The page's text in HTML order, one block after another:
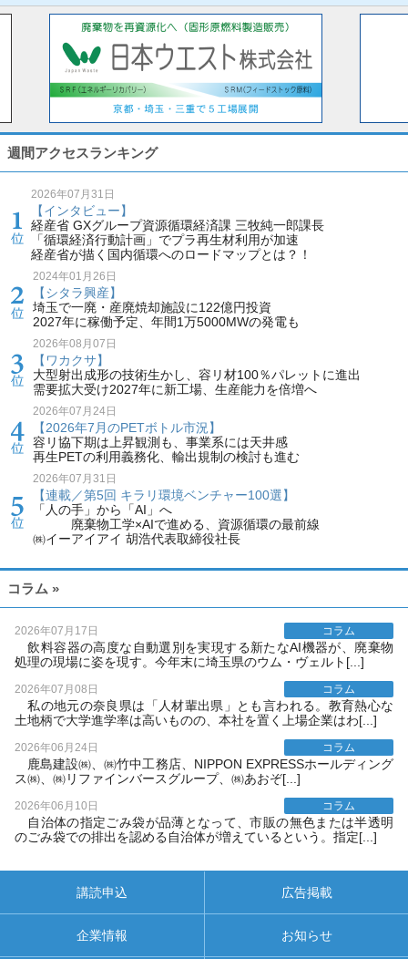
週間アクセスランキング
2026年07月31日
【インタビュー】
経産省 GXグループ資源循環経済課 三牧純一郎課長
「循環経済行動計画」でプラ再生材利用が加速
経産省が描く国内循環へのロードマップとは？！
2024年01月26日
【シタラ興産】
埼玉で一廃・産廃焼却施設に122億円投資
2027年に稼働予定、年間1万5000MWの発電も
2026年08月07日
【ワカクサ】
大型射出成形の技術生かし、容リ材100％パレットに進出
需要拡大受け2027年に新工場、生産能力を倍増へ
2026年07月24日
【2026年7月のPETボトル市況】
容リ協下期は上昇観測も、事業系には天井感
再生PETの利用義務化、輸出規制の検討も進む
2026年07月31日
【連載／第5回 キラリ環境ベンチャー100選】
「人の手」から「AI」へ
廃棄物工学×AIで進める、資源循環の最前線
㈱イーアイアイ 胡浩代表取締役社長
コラム »
2026年07月17日 コラム
飲料容器の高度な自動選別を実現する新たなAI機器が、廃棄物
処理の現場に姿を現す。今年末に埼玉県のウム・ヴェルト[...]
2026年07月08日 コラム
私の地元の奈良県は「人材輩出県」とも言われる。教育熱心な
土地柄で大学進学率は高いものの、本社を置く上場企業はわ[...]
2026年06月24日 コラム
鹿島建設㈱、㈱竹中工務店、NIPPON EXPRESSホールディング
ス㈱、㈱リファインバースグループ、㈱あおぞ[...]
2026年06月10日 コラム
自治体の指定ごみ袋が品薄となって、市販の無色または半透明
のごみ袋での排出を認める自治体が増えているという。指定[...]
講読申込 広告掲載
企業情報 お知らせ